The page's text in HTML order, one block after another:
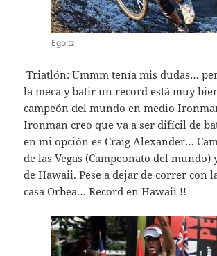
Egoitz
Triatlón: Ummm tenía mis dudas…
la meca y batir un record está muy
campeón del mundo en medio
Ironman creo que va a ser difícil de
en mi opción es Craig Alexander…
de las Vegas (Campeonato del
de Hawaii. Pese a dejar de correr con
casa Orbea… Record en Hawaii !!